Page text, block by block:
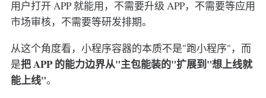
用户打开 APP 就能用，不需要升级 APP，不需要等应用
市场审核，不需要等研发排期。
从这个角度看，小程序容器的本质不是"跑小程序"，而
是把 APP 的能力边界从"主包能装的"扩展到"想上线就
能上线"。